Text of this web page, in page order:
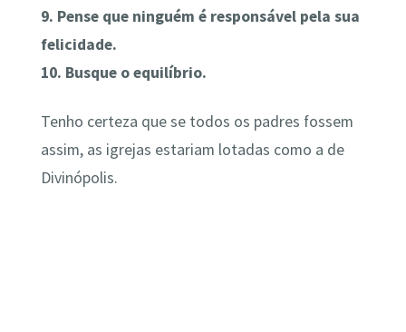
9. Pense que ninguém é responsável pela sua
felicidade.
10. Busque o equilíbrio.
Tenho certeza que se todos os padres fossem
assim, as igrejas estariam lotadas como a de
Divinópolis.